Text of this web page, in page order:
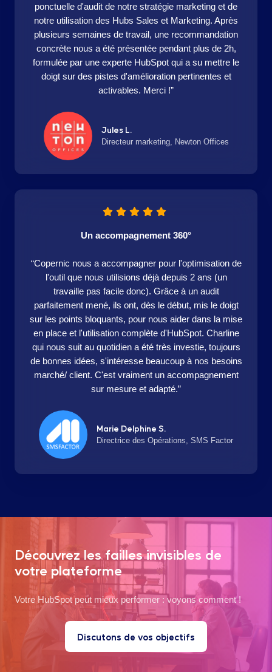
ponctuelle d'audit de notre stratégie marketing et de
notre utilisation des Hubs Sales et Marketing. Après
plusieurs semaines de travail, une recommandation
concrète nous a été présentée pendant plus de 2h,
formulée par une experte HubSpot qui a su mettre le
doigt sur des pistes d'amélioration pertinentes et
activables. Merci !”
Jules L.
Directeur marketing, Newton Offices
Un accompagnement 360°
“Copernic nous a accompagner pour l'optimisation de
l'outil que nous utilisions déjà depuis 2 ans (un
travaille pas facile donc). Grâce à un audit
parfaitement mené, ils ont, dès le début, mis le doigt
sur les points bloquants, pour nous aider dans la mise
en place et l'utilisation complète d'HubSpot. Charline
qui nous suit au quotidien a été très investie, toujours
de bonnes idées, s'intéresse beaucoup à nos besoins
marché/ client. C'est vraiment un accompagnement
sur mesure et adapté.”
Marie Delphine S.
Directrice des Opérations, SMS Factor
Découvrez les failles invisibles de
votre plateforme
Votre HubSpot peut mieux performer : voyons comment !
Discutons de vos objectifs